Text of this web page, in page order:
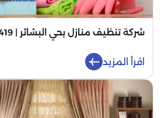
شركة تنظيف منازل بحي البشائر | 0554016419
اقرأ المزيد